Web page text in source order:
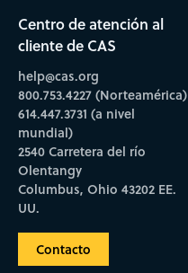
Centro de atención al
cliente de CAS
help@cas.org
800.753.4227 (Norteamérica)
614.447.3731 (a nivel
mundial)
2540 Carretera del río
Olentangy
Columbus, Ohio 43202 EE.
UU.
Contacto